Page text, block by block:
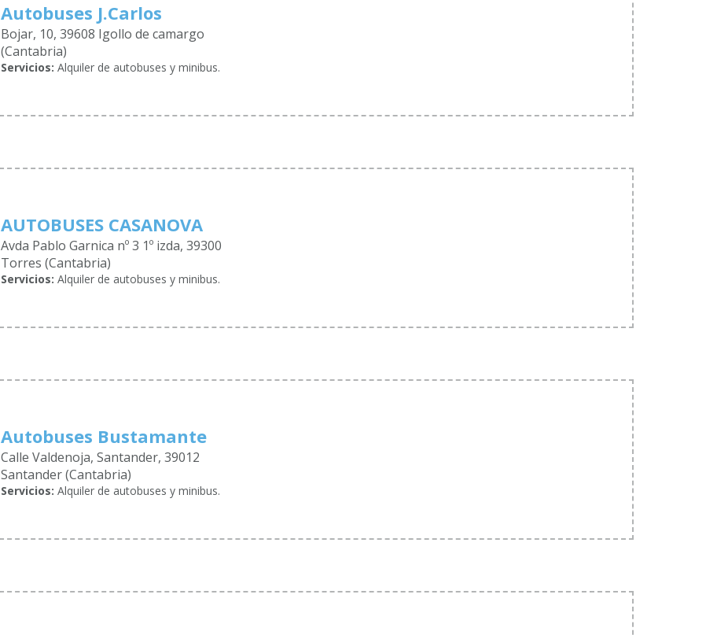
Autobuses J.Carlos
Bojar, 10, 39608 Igollo de camargo
(Cantabria)
Servicios: Alquiler de autobuses y minibus.
AUTOBUSES CASANOVA
Avda Pablo Garnica nº 3 1º izda, 39300
Torres (Cantabria)
Servicios: Alquiler de autobuses y minibus.
Autobuses Bustamante
Calle Valdenoja, Santander, 39012
Santander (Cantabria)
Servicios: Alquiler de autobuses y minibus.